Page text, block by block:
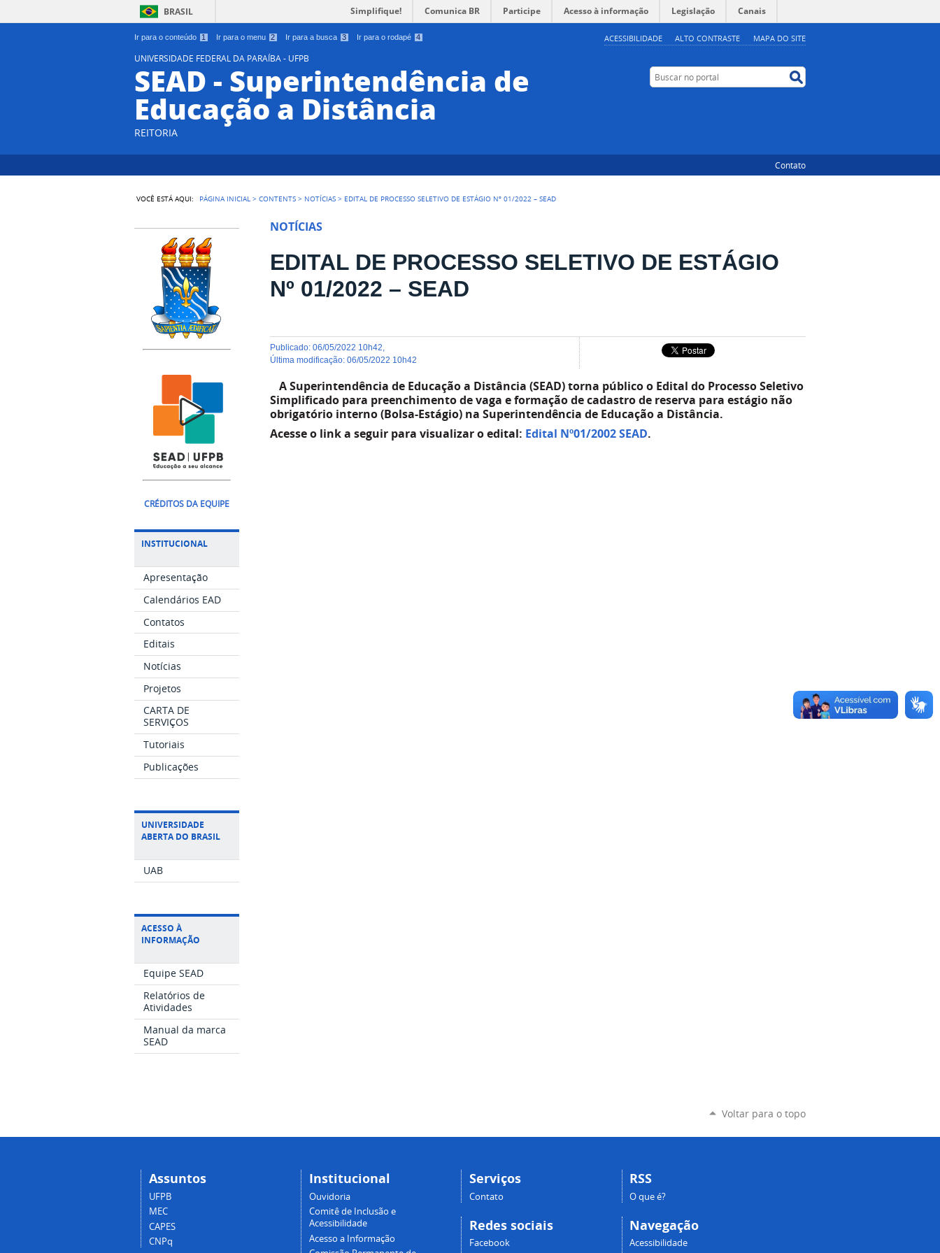
Ir para o conteúdo 1 Ir para o menu 2 Ir para a busca 3 Ir para o rodapé 4 ACESSIBILIDADE ALTO CONTRASTE MAPA DO SITE
BRASIL Simplifique! Comunica BR Participe Acesso à informação Legislação Canais
UNIVERSIDADE FEDERAL DA PARAÍBA - UFPB
SEAD - Superintendência de
Educação a Distância
REITORIA
Buscar no portal
Contato
VOCÊ ESTÁ AQUI: PÁGINA INICIAL >CONTENTS > NOTÍCIAS > EDITAL DE PROCESSO SELETIVO DE ESTÁGIO Nº 01/2022 – SEAD
CRÉDITOS DA EQUIPE
INSTITUCIONAL
Apresentação
Calendários EAD
Contatos
Editais
Notícias
Projetos
CARTA DE
SERVIÇOS
Tutoriais
Publicações
UNIVERSIDADE
ABERTA DO BRASIL
UAB
ACESSO À
INFORMAÇÃO
Equipe SEAD
Relatórios de
Atividades
Manual da marca
SEAD
NOTÍCIAS
EDITAL DE PROCESSO SELETIVO DE ESTÁGIO
Nº 01/2022 – SEAD
publicado:06/05/2022 10h42
última modificação:06/05/2022 10h42
A Superintendência de Educação a Distância (SEAD) torna público o Edital do Processo Seletivo
Simplificado para preenchimento de vaga e formação de cadastro de reserva para estágio não
obrigatório interno (Bolsa-Estágio) na Superintendência de Educação a Distância.
Acesse o link a seguir para visualizar o edital: Edital Nº01/2002 SEAD.
Voltar para o topo
Assuntos
UFPB
MEC
CAPES
CNPq
Institucional
Ouvidoria
Comitê de Inclusão e
Acessibilidade
Acesso a Informação
Serviços
Contato
Redes sociais
Facebook
RSS
O que é?
Navegação
Acessibilidade